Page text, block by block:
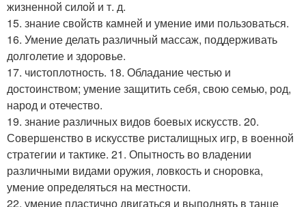
жизненной силой и т. д.
15. знание свойств камней и умение ими пользоваться.
16. Умение делать различный массаж, поддерживать
долголетие и здоровье.
17. чистоплотность. 18. Обладание честью и
достоинством; умение защитить себя, свою семью, род,
народ и отечество.
19. знание различных видов боевых искусств. 20.
Совершенство в искусстве ристалищных игр, в военной
стратегии и тактике. 21. Опытность во владении
различными видами оружия, ловкость и сноровка,
умение определяться на местности.
22. умение пластично двигаться и выполнять в танце